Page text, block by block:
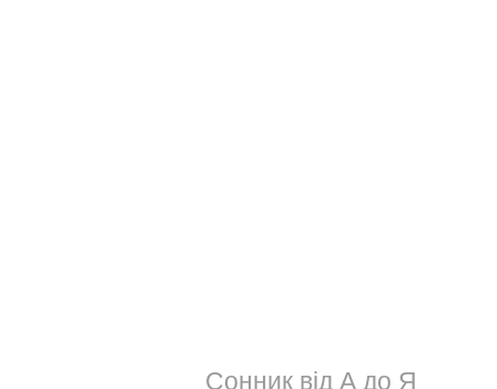
Сонник від А до Я